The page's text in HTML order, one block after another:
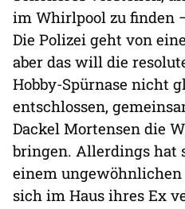
im Whirlpool zu finden
Die Polizei geht von
aber das will die
Hobby-Spürnase nicht
entschlossen,
Dackel Mortensen die
bringen. Allerdings hat
einem ungewöhnlichen
sich im Haus ihres Ex